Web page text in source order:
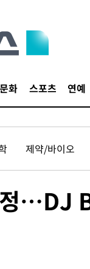
문화 스포츠 연예
제약/바이오
…DJ